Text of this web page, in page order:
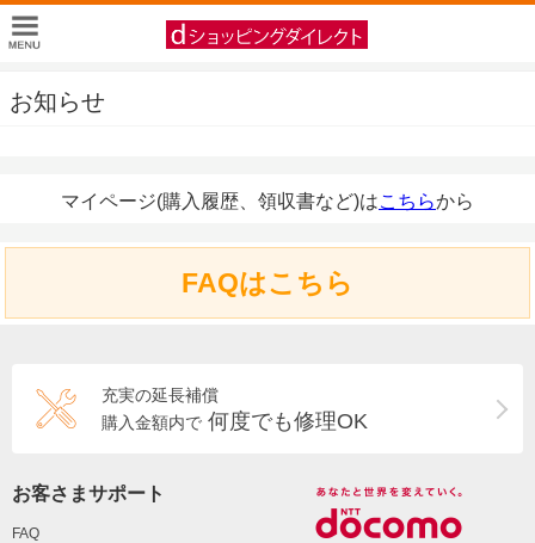
お知らせ
マイページ(購入履歴、領収書など)はこちらから
FAQはこちら
充実の延長補償
購入金額内で 何度でも修理OK
お客さまサポート
FAQ